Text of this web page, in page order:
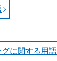
に関する用語